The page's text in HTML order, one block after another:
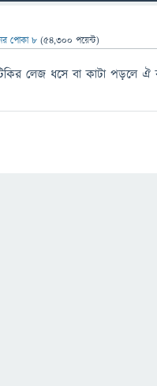
পোকা ৮ (54,300 পয়েন্ট)
লেজ ধসে বা কাটা পড়লে